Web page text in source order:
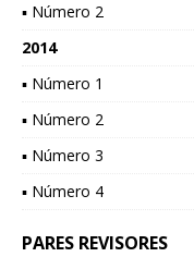
▪ Número 2
2014
▪ Número 1
▪ Número 2
▪ Número 3
▪ Número 4
PARES REVISORES